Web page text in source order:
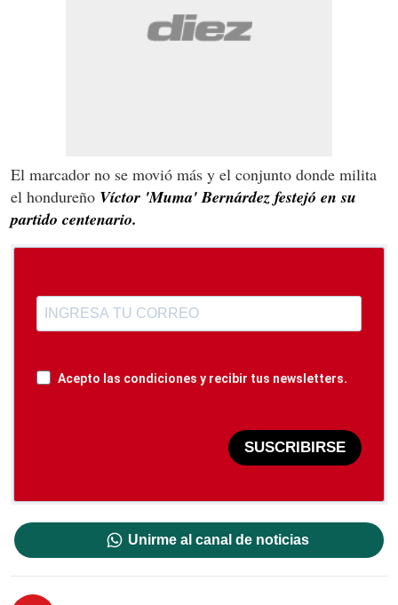
El marcador no se movió más y el conjunto donde milita
el hondureño Víctor 'Muma' Bernárdez festejó en su
partido centenario.
Acepto las condiciones y recibir tus newsletters.
SUSCRIBIRSE
Unirme al canal de noticias